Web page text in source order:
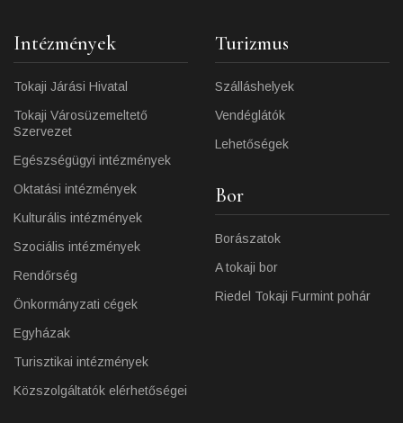
Intézmények
Tokaji Járási Hivatal
Tokaji Városüzemeltető
Szervezet
Egészségügyi intézmények
Oktatási intézmények
Kulturális intézmények
Szociális intézmények
Rendőrség
Önkormányzati cégek
Egyházak
Turisztikai intézmények
Közszolgáltatók elérhetőségei
Turizmus
Szálláshelyek
Vendéglátók
Lehetőségek
Bor
Borászatok
A tokaji bor
Riedel Tokaji Furmint pohár